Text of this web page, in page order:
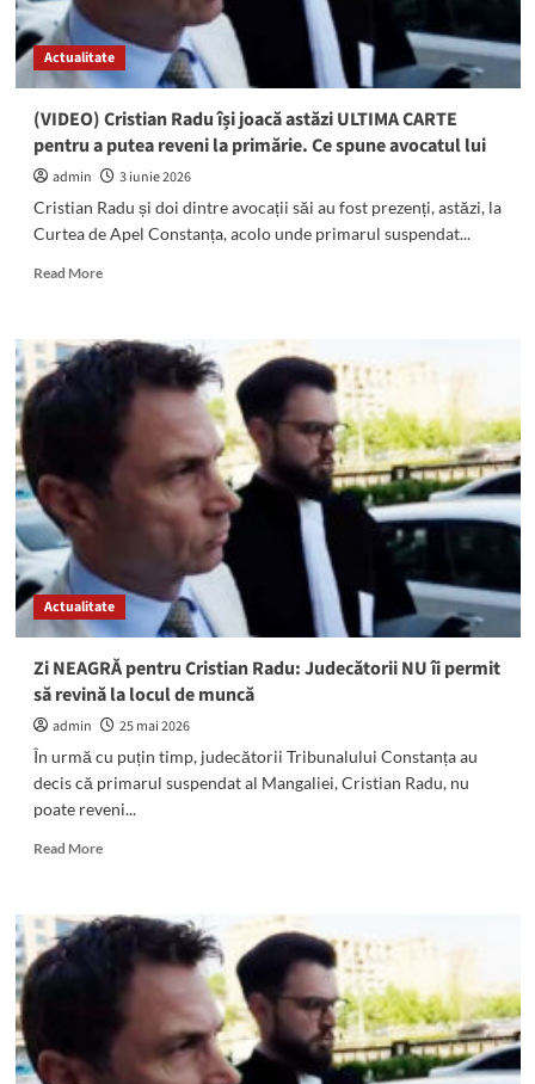
Apel
Actualitate
(VIDEO) Cristian Radu își joacă astăzi ULTIMA CARTE
pentru a putea reveni la primărie. Ce spune avocatul lui
admin
3 iunie 2026
Cristian Radu și doi dintre avocații săi au fost prezenți, astăzi, la
Curtea de Apel Constanța, acolo unde primarul suspendat...
Read MoreRead
(VIDEO)
Cristian
astăzi
CARTE
reveni
la
primărie.
Ce
spune
avocatul
lui
Actualitate
Zi NEAGRĂ pentru Cristian Radu: Judecătorii NU îi permit
să revină la locul de muncă
admin
25 mai 2026
În urmă cu puțin timp, judecătorii Tribunalului Constanța au
decis că primarul suspendat al Mangaliei, Cristian Radu, nu
poate reveni...
Read MoreRead
Zi
NEAGRĂ
pentru
Judecătorii